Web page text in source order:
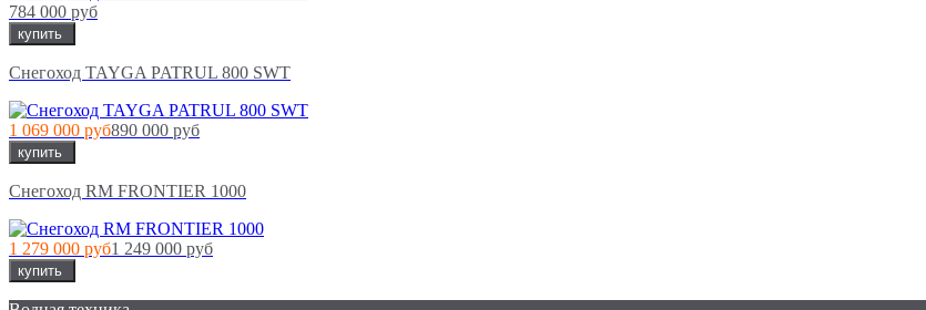
784 000 руб
купить
Снегоход TAYGA PATRUL 800 SWT
1 069 000 руб890 000 руб
купить
Снегоход RM FRONTIER 1000
1 279 000 руб1 249 000 руб
купить